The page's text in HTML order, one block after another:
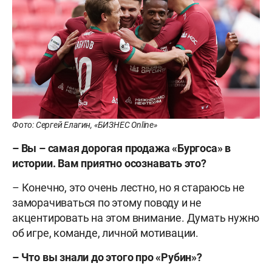
Фото: Сергей Елагин, «БИЗНЕС Online»
– Вы – самая дорогая продажа «Бургоса» в
истории. Вам приятно осознавать это?
– Конечно, это очень лестно, но я стараюсь не
заморачиваться по этому поводу и не
акцентировать на этом внимание. Думать нужно
об игре, команде, личной мотивации.
– Что вы знали до этого про «Рубин»?